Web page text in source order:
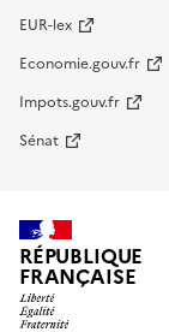
EUR-lex
Economie.gouv.fr
Impots.gouv.fr
Sénat
RÉPUBLIQUE
FRANÇAISE